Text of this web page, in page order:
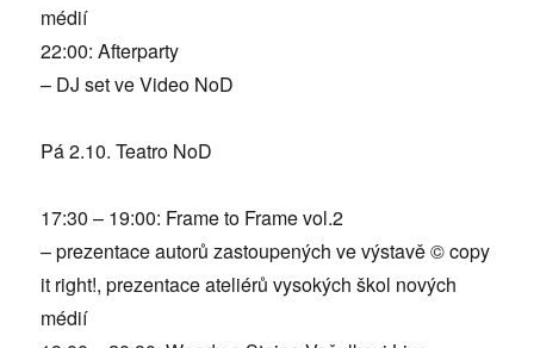
médií
22:00: Afterparty
– DJ set ve Video NoD
Pá 2.10. Teatro NoD
17:30 – 19:00: Frame to Frame vol.2
– prezentace autorů zastoupených ve výstavě © copy
it right!, prezentace ateliérů vysokých škol nových
médií